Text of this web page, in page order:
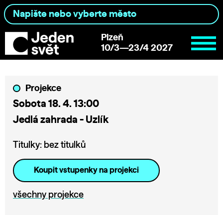
Plzeň
10/3—23/4 2027
Projekce
Sobota 18. 4. 13:00
Jedlá zahrada - Uzlík
Titulky: bez titulků
Koupit vstupenky na projekci
všechny projekce